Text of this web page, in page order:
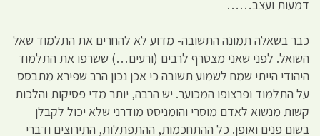
דמעות ועצב……
כבר בשאלה תמונה התשובה- מדוע לא להחרים את התלמוד שאל
השואל. לפני שאני מצטרף לרבים (ורעים…) ששרפו את התלמוד
היהודי הייתי שמח לשמוע תשובה כי אכן נכון הרב שפירא מתבסס
על התלמוד ופרצופו המכוער. יש הרבה, יותר מדי פסיקות והלכות
קשות מנשוא לאדם מוסרי והומניסט מודרני שלא יכול לקבלן
בשום פנים ואופן. כל ההתחכמות, ההתפתלות, התירוצים ודברי